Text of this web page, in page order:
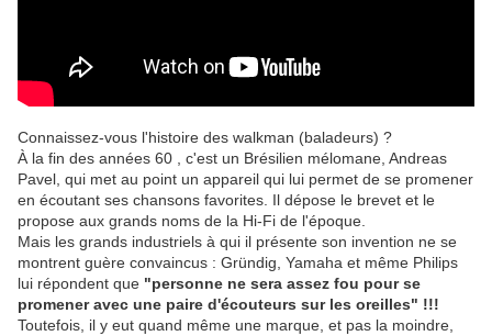
Connaissez-vous l'histoire des walkman (baladeurs) ?
À la fin des années 60 , c'est un Brésilien mélomane, Andreas
Pavel, qui met au point un appareil qui lui permet de se promener
en écoutant ses chansons favorites. Il dépose le brevet et le
propose aux grands noms de la Hi-Fi de l'époque.
Mais les grands industriels à qui il présente son invention ne se
montrent guère convaincus : Gründig, Yamaha et même Philips
lui répondent que "personne ne sera assez fou pour se
promener avec une paire d'écouteurs sur les oreilles" !!!
Toutefois, il y eut quand même une marque, et pas la moindre,